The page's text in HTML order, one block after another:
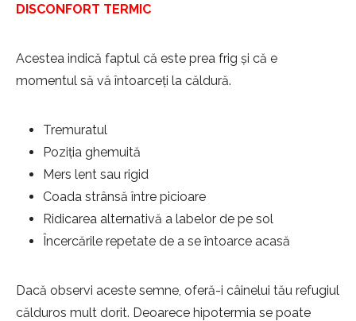
DISCONFORT TERMIC
Acestea indică faptul că este prea frig și că e
momentul să vă întoarceți la căldură.
Tremuratul
Poziția ghemuită
Mers lent sau rigid
Coada strânsă între picioare
Ridicarea alternativă a labelor de pe sol
Încercările repetate de a se întoarce acasă
Dacă observi aceste semne, oferă-i câinelui tău refugiul
călduros mult dorit. Deoarece hipotermia se poate